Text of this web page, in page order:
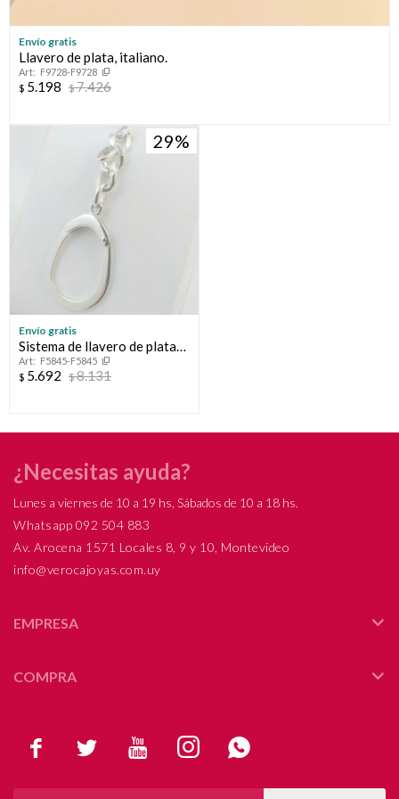
Envío gratis
Llavero de plata, italiano.
F9728-F9728
$ 5.198 $7.426
29
Envío gratis
Sistema de llavero de plata
925, medidas largo 3,6cm
ancho 2,8cm, eslabón
F5845-F5845
$ 5.692 $8.131
    
¿Necesitas ayuda?
Lunes a viernes de 10 a 19 hs, Sábados de 10 a 18 hs.
Whatsapp 092 504 883
Av. Arocena 1571 Locales 8, 9 y 10, Montevideo
info@verocajoyas.com.uy
EMPRESA
COMPRA